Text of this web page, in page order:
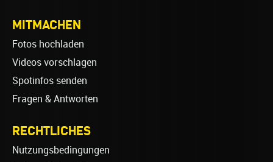
MITMACHEN
Fotos hochladen
Videos vorschlagen
Spotinfos senden
Fragen & Antworten
RECHTLICHES
Nutzungsbedingungen